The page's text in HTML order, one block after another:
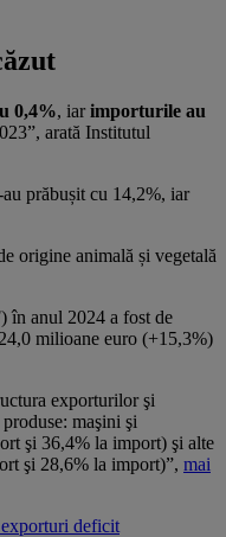
0,4%, iarimporturile au
arată Institutul
prăbușit cu 14,2%, iar
origine animală și vegetală
în anul 2024 a fost de
milioane euro (+15,3%)
exporturilor şi
maşini şi
şi 36,4% la import) şi alte
şi 28,6% la import)”, mai
exporturi deficit